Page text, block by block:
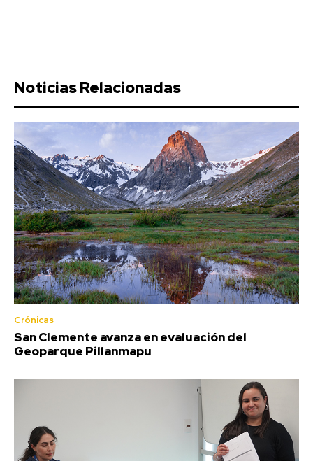
Noticias Relacionadas
Crónicas
San Clemente avanza en evaluación del
Geoparque Pillanmapu